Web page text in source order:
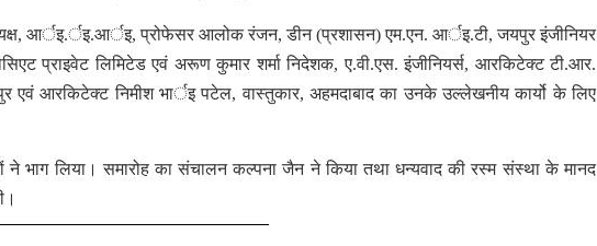
आर्इ.र्इ.आर्इ, प्रोफेसर आलोक रंजन, डीन (प्रशासन) एम.एन. आर्इ.टी, जयपुर इंजीनियर
प्राइवेट लिमिटेड एवं अरूण कुमार शर्मा निदेशक, ए.वी.एस. इंजीनियर्स, आरकिटेक्ट टी.आर.
एवं आरकिटेक्ट निमीश भार्इ पटेल, वास्तुकार, अहमदाबाद का उनके उल्लेखनीय कार्यो के लिए
ने भाग लिया। समारोह का संचालन कल्पना जैन ने किया तथा धन्यवाद की रस्म संस्था के मानद